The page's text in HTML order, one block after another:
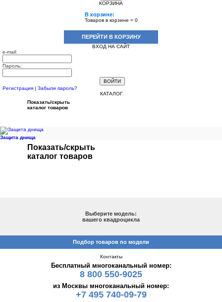
КОРЗИНА
В корзине:
Товаров в корзине = 0
ПЕРЕЙТИ В КОРЗИНУ
ВХОД НА САЙТ
e-mail:
Пароль:
Регистрация
Забыли пароль?
КАТАЛОГ
Показать/скрыть
каталог товаров
Защита днища
Показать/скрыть
каталог товаров
Выберите модель:
вашего квадроцикла
Подбор товаров по модели
Контакты
Бесплатный многоканальный номер:
8 800 550-9025
из Москвы многоканальный номер:
+7 495 740-09-79